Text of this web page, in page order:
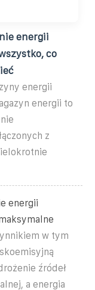
energii
co
energii
energii to
z
energii
w tym
źródeł
a energia